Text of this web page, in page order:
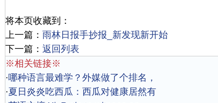
将本页收藏到：
上一篇： 雨林日报手抄报_新发现新开始
下一篇： 返回列表
※相关链接※
·哪种语言最难学？外媒做了个排名，
·夏日炎炎吃西瓜：西瓜对健康居然有